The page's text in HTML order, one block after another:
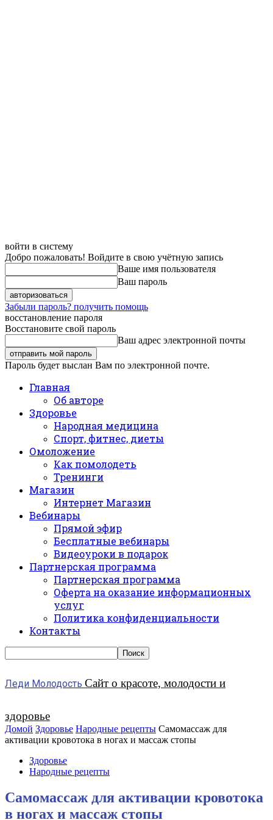
войти в систему
Добро пожаловать! Войдите в свою учётную запись
Ваше имя пользователя
Ваш пароль
Забыли пароль? получить помощь
восстановление пароля
Восстановите свой пароль
Ваш адрес электронной почты
Пароль будет выслан Вам по электронной почте.
Главная
Об авторе
Здоровье
Народная медицина
Спорт, фитнес, диеты
Омоложение
Как помолодеть
Тренинги
Магазин
Интернет Магазин
Вебинары
Прямой эфир
Бесплатные вебинары
Видеоуроки в подарок
Партнерская программа
Партнерская программа
Оферта на оказание информационных
услуг
Политика конфиденциальности
Контакты
Леди Молодость Сайт о красоте, молодости и
здоровье
Домой Здоровье Народные рецепты Самомассаж для
активации кровотока в ногах и массаж стопы
Здоровье
Народные рецепты
Самомассаж для активации кровотока
в ногах и массаж стопы